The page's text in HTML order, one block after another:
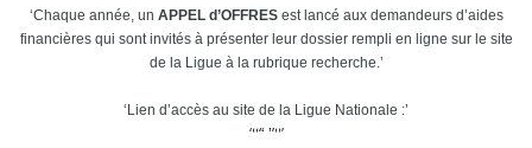
Chaque année, un APPEL d’OFFRESest lancé aux demandeurs d’aides
financières qui sont invités à présenter leur dossier rempli en ligne sur le site
de la Ligue à la rubrique recherche.
Lien d’accès au site de la Ligue Nationale :